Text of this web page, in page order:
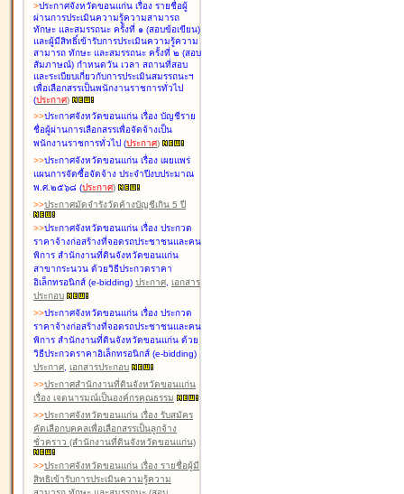
>ประกาศจังหวัดขอนแก่น เรื่อง รายชื่อผู้
ผ่านการประเมินความรู้ความสามารถ
ทักษะ และสมรรถนะ ครั้งที่ ๑ (สอบข้อเขียน)
และผู้มีสิทธิ์เข้ารับการประเมินความรู้ความ
สามารถ ทักษะ และสมรรถนะ ครั้งที่ ๒ (สอบ
สัมภาษณ์) กำหนดวัน เวลา สถานที่สอบ
และระเบียบเกี่ยวกับการประเมินสมรรถนะฯ
เพื่อเลือกสรรเป็นพนักงานราชการทั่วไป
(ประกาศ)
>>ประกาศจังหวัดขอนแก่น เรื่อง บัญชีราย
ชื่อผู้ผ่านการเลือกสรรเพื่อจัดจ้างเป็น
พนักงานราชการทั่วไป (ประกาศ)
>>ประกาศจังหวัดขอนแก่น เรื่อง เผยแพร่
แผนการจัดซื้อจัดจ้าง ประจำปีงบประมาณ
พ.ศ.๒๕๖๘ (ประกาศ)
>>ประกาศมัดจำรังวัดค้างบัญชีเกิน 5 ปี
>>ประกาศจังหวัดขอนแก่น เรื่อง ประกวด
ราคาจ้างก่อสร้างที่จอดรถประชาชนและคน
พิการ สำนักงานที่ดินจังหวัดขอนแก่น
สาขากระนวน ด้วยวิธีประกวดราคา
อิเล็กทรอนิกส์ (e-bidding) ประกาศ, เอกสาร
ประกอบ
>>ประกาศจังหวัดขอนแก่น เรื่อง ประกวด
ราคาจ้างก่อสร้างที่จอดรถประชาชนและคน
พิการ สำนักงานที่ดินจังหวัดขอนแก่น ด้วย
วิธีประกวดราคาอิเล็กทรอนิกส์ (e-bidding)
ประกาศ, เอกสารประกอบ
>>ประกาศสำนักงานที่ดินจังหวัดขอนแก่น
เรื่อง เจตนารมณ์เป็นองค์กรคุณธรรม
>>ประกาศจังหวัดขอนแก่น เรื่อง รับสมัคร
คัดเลือกบุคคลเพื่อเลือกสรรเป็นลูกจ้าง
ชั่วคราว (สำนักงานที่ดินจังหวัดขอนแก่น)
>>ประกาศจังหวัดขอนแก่น เรื่อง รายชื่อผู้มี
สิทธิเข้ารับการประเมินความรู้ความ